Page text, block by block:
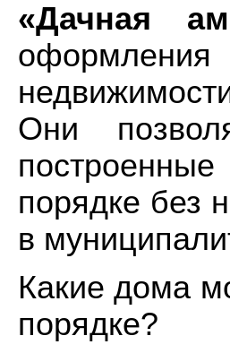
«Дачная
Они
порядке без
в
Какие дома
порядке?